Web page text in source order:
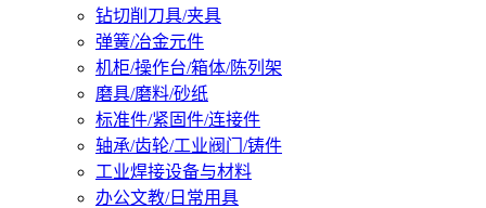
钻切削刀具/夹具
弹簧/冶金元件
机柜/操作台/箱体/陈列架
磨具/磨料/砂纸
标准件/紧固件/连接件
轴承/齿轮/工业阀门/铸件
工业焊接设备与材料
办公文教/日常用具